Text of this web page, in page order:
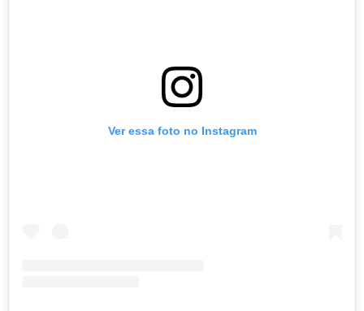
Ver essa foto no Instagram